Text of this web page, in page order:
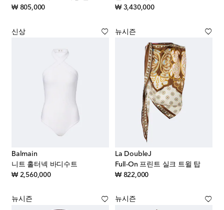
₩ 805,000original price
₩ 3,430,000original price
신상
Balmain
니트 홀터넥 바디수트
₩ 2,560,000original price
뉴시즌
La DoubleJ
Full-On 프린트 실크 트윌 탑
₩ 822,000original price
뉴시즌 뉴시즌